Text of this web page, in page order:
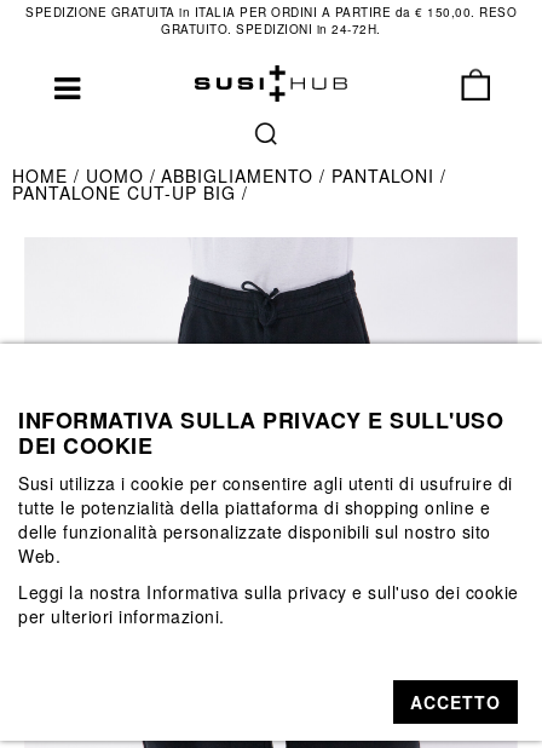
SPEDIZIONE GRATUITA in ITALIA PER ORDINI A PARTIRE da € 150,00. RESO
GRATUITO. SPEDIZIONI in 24-72H.
HOME UOMO ABBIGLIAMENTO PANTALONI
PANTALONE CUT-UP BIG
INFORMATIVA SULLA PRIVACY E SULL'USO
DEI COOKIE
Susi utilizza i cookie per consentire agli utenti di usufruire di
tutte le potenzialità della piattaforma di shopping online e
delle funzionalità personalizzate disponibili sul nostro sito
Web.
Leggi la nostra Informativa sulla privacy e sull'uso dei cookie
per ulteriori informazioni.
ACCETTO